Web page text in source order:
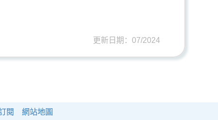
更新日期：07/2024
閱 網站地圖